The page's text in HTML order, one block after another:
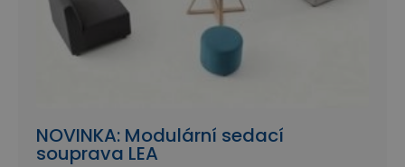
NOVINKA: Modulární sedací
souprava LEA